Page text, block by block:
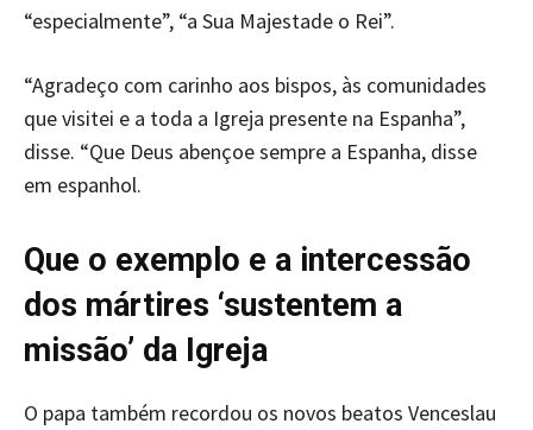
“especialmente”, “a Sua Majestade o Rei”.
“Agradeço com carinho aos bispos, às comunidades
que visitei e a toda a Igreja presente na Espanha”,
disse. “Que Deus abençoe sempre a Espanha, disse
em espanhol.
Que o exemplo e a intercessão
dos mártires ‘sustentem a
missão’ da Igreja
O papa também recordou os novos beatos Venceslau